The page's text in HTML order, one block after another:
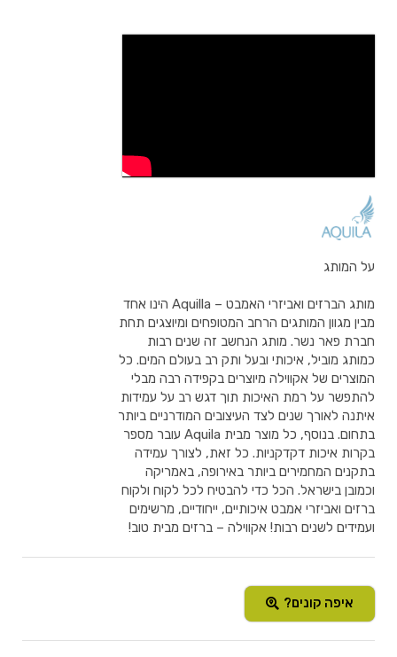
על המותג
מותג הברזים ואביזרי האמבט – Aquilla הינו אחד
מבין מגוון המותגים הרחב המטופחים ומיוצגים תחת
חברת פאר נשר. מותג הנחשב זה שנים רבות
כמותג מוביל, איכותי ובעל ותק רב בעולם המים. כל
המוצרים של אקווילה מיוצרים בקפידה רבה מבלי
להתפשר על רמת האיכות תוך דגש רב על עמידות
איתנה לאורך שנים לצד העיצובים המודרניים ביותר
בתחום. בנוסף, כל מוצר מבית Aquila עובר מספר
בקרות איכות דקדקניות. כל זאת, לצורך עמידה
בתקנים המחמירים ביותר באירופה, באמריקה
וכמובן בישראל. הכל כדי להבטיח לכל לקוח ולקוח
ברזים ואביזרי אמבט איכותיים, ייחודיים, מרשימים
ועמידים לשנים רבות! אקווילה – ברזים מבית טוב!
איפה קונים?